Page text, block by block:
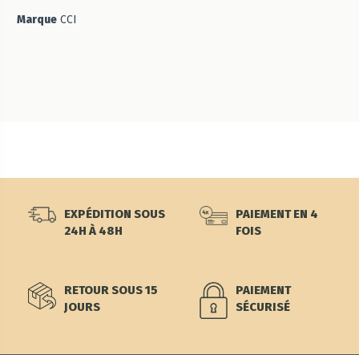
Marque CCI
EXPÉDITION SOUS
24H À 48H
PAIEMENT EN 4
FOIS
RETOUR SOUS 15
JOURS
PAIEMENT
SÉCURISÉ